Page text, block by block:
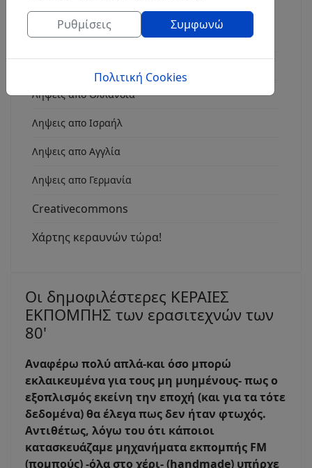
Λήψεις
Ληψη απο Αθήνα
Ληψεις απο Ολλανδία
Ληψεις απο Ισραήλ
Ληψεις απο Αγγλία
Ληψεις απο Γερμανία
Creativecommons
Χάρτης κεραυνών τώρα!
Οι δημοφιλέστερες ΚΕΡΑΙΕΣ
ΕΚΠΟΜΠΗΣ των ερασιτεχνών των
80'
Αναφέρω πολύ απλά-και όσο μπορώ
εκλαικευμένα για τους μη μυημένους- πως ο
εξοπλισμός εκείνη την εποχή (και για τα τότε
δεδομένα) θα έλεγα πως δεν ήταν φτωχός.
Αντιθέτως, λόγω του ότι κάποιοι
κατασκευάζαμε μηχανήματα εκπομπής FM
(πομπούς) -όλα στο χέρι- (handmade) υπήρχε
Ρυθμίσεις Συμφωνώ
Πολιτική Cookies